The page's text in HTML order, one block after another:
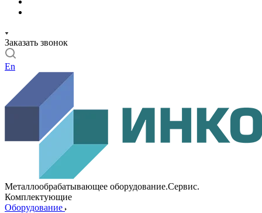
Заказать звонок
En
Металлообрабатывающее оборудование.Сервис.
Комплектующие
Оборудование